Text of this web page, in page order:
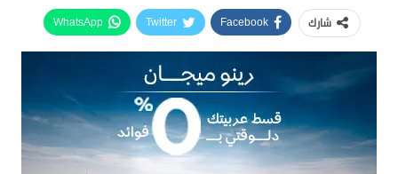
شارك Facebook
Twitter
WhatsApp